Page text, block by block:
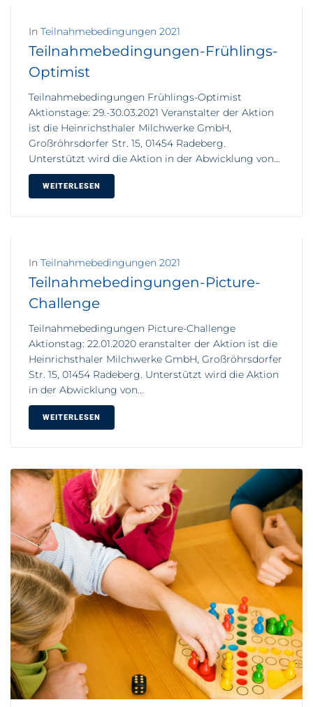
In Teilnahmebedingungen 2021
Teilnahmebedingungen-Frühlings-
Optimist
Teilnahmebedingungen Frühlings-Optimist
Aktionstage: 29.-30.03.2021 Veranstalter der Aktion
ist die Heinrichsthaler Milchwerke GmbH,
Großröhrsdorfer Str. 15, 01454 Radeberg.
Unterstützt wird die Aktion in der Abwicklung von...
WEITERLESEN
In Teilnahmebedingungen 2021
Teilnahmebedingungen-Picture-
Challenge
Teilnahmebedingungen Picture-Challenge
Aktionstag: 22.01.2020 eranstalter der Aktion ist die
Heinrichsthaler Milchwerke GmbH, Großröhrsdorfer
Str. 15, 01454 Radeberg. Unterstützt wird die Aktion
in der Abwicklung von...
WEITERLESEN